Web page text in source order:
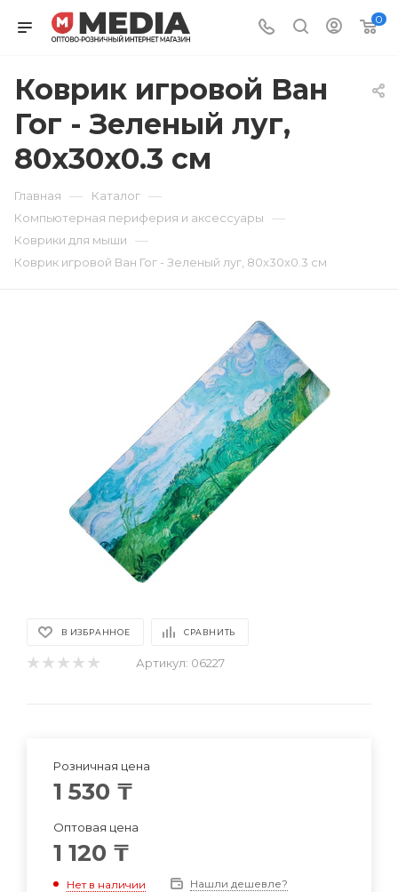
0
Коврик игровой Ван
Гог - Зеленый луг,
80x30x0.3 см
Главная — Каталог —
Компьютерная периферия и аксессуары —
Коврики для мыши —
Коврик игровой Ван Гог - Зеленый луг, 80x30x0.3 см
В ИЗБРАННОЕ СРАВНИТЬ
Артикул: 06227
Розничная цена
1 530 ₸
Оптовая цена
1 120 ₸
Нет в наличии Нашли дешевле?